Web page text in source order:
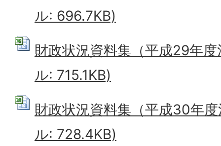
ル: 696.7KB)
財政状況資料集（平成29年
ル: 715.1KB)
財政状況資料集（平成30年
ル: 728.4KB)